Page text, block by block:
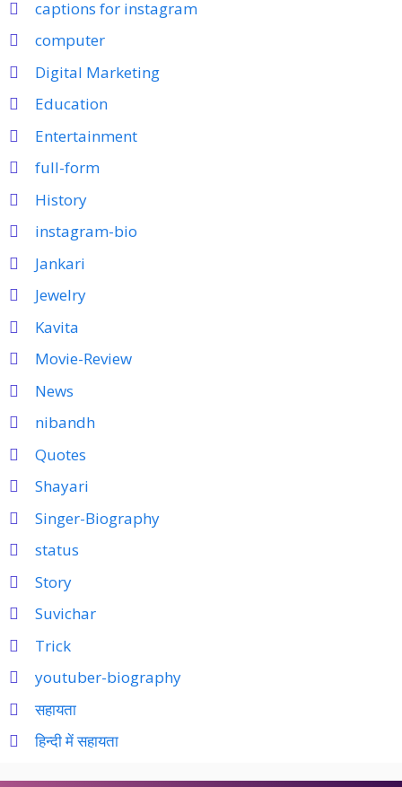
captions for instagram
computer
Digital Marketing
Education
Entertainment
full-form
History
instagram-bio
Jankari
Jewelry
Kavita
Movie-Review
News
nibandh
Quotes
Shayari
Singer-Biography
status
Story
Suvichar
Trick
youtuber-biography
सहायता
हिन्दी में सहायता